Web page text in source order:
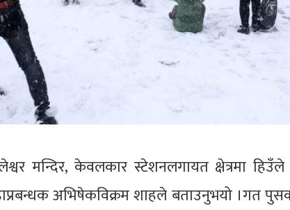
मन्दिर, केवलकार स्टेशनलगायत क्षेत्रमा हिउँले
अभिषेकविक्रम शाहले बताउनुभयो ।गत